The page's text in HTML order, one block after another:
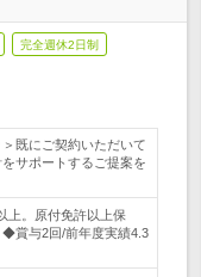
完全週休2日制
既にご契約いただいて
サポートするご提案を
上。原付免許以上保
◆賞与2回/前年度実績4.3